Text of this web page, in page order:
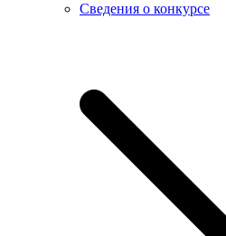
Сведения о конкурсе